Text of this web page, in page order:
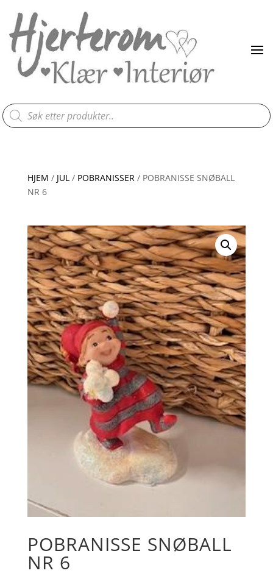
Products
search
HJEM / JUL/ POBRANISSER/ POBRANISSE SNØBALL
NR 6
POBRANISSE SNØBALL
NR 6